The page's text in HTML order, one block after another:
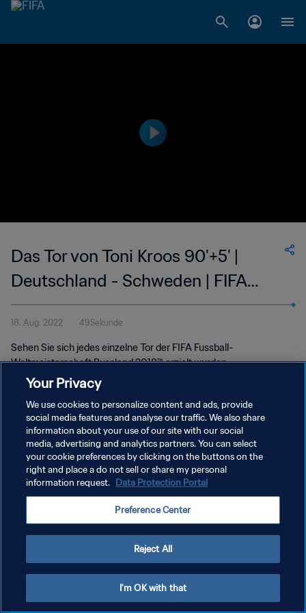
Das Tor von Toni Kroos 90'+5' |
Deutschland - Schweden | FIFA
Fussball-Weltmeisterschaft
Russland 2018™
18. Aug. 2022 49Sekunde
Sehen Sie sich jedes einzelne Tor der FIFA Fussball-
Weltmeisterschaft Russland 2018™ erzielt wurden.
DATENSCHUTZ
NUTZUNGSBEDINGUNGEN
COOKIE-EINSTELLUNGEN VERWALTEN
Your Privacy
We use cookies to personalize content and ads, provide
social media features and analyse our traffic. We also share
information about your use of our site with our social
media, advertising and analytics partners. You can select
your cookie preferences by clicking on the buttons on the
right and place a do not sell or share my personal
information request. Data Protection Portal
Preference Center
Reject All
I'm OK with that